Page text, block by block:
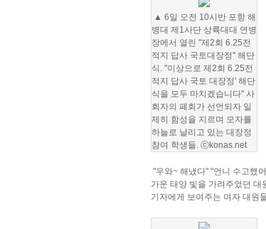
▲ 6일 오전 10시반 포항 해
병대 제1사단 상륙대대 연병
장에서 열린 ''제2회 6.25전
적지 답사 국토대장정'' 해단
식. "이상으로 제2회 6.25전
적지 답사 국토 대장정' 해단
식을 모두 마치겠습니다" 사
회자의 폐회가 선언되자 일
제히 함성을 지르며 모자를
하늘로 날리고 있는 대장정
참여 학생들. ⓒkonas.net
"우와~ 해냈다" "언니 수고했
가운 태양 빛을 가려주었던 대
기자에게 보여주는 여자 대원